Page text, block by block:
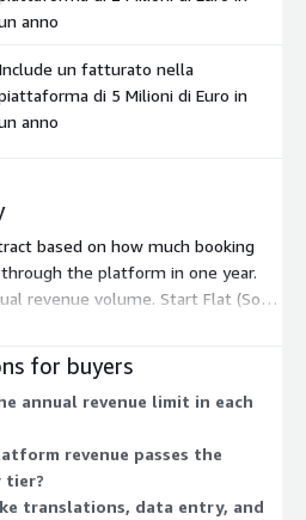
anno
Include un fatturato nella
di 5 Milioni di Euro in
anno
based on how much booking
the platform in one year.
revenue volume. Start Flat (Solo
in yearly platform revenue.
Flat covers up to 5
price commitment. As your
grows, you move to the tier
for buyers
annual revenue limit in each
revenue passes the
tier?
translations, data entry, and